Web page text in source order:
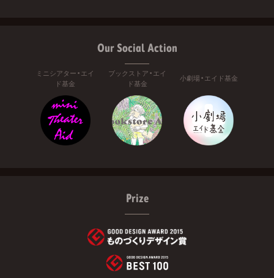
Our Social Action
ミニシアター・エイ
ド基金
ブックストア・エイ
ド基金
小劇場・エイド基金
Prize